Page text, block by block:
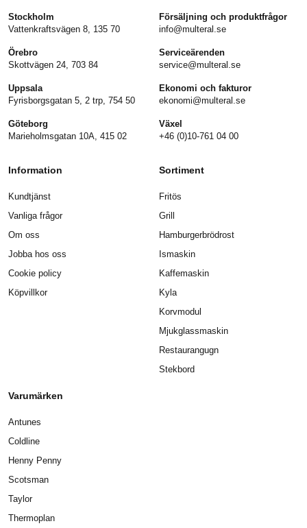
Stockholm
Vattenkraftsvägen 8, 135 70
Örebro
Skottvägen 24, 703 84
Uppsala
Fyrisborgsgatan 5, 2 trp, 754 50
Göteborg
Marieholmsgatan 10A, 415 02
Försäljning och produktfrågor
info@multeral.se
Serviceärenden
service@multeral.se
Ekonomi och fakturor
ekonomi@multeral.se
Växel
+46 (0)10-761 04 00
Information
Kundtjänst
Vanliga frågor
Om oss
Jobba hos oss
Cookie policy
Köpvillkor
Sortiment
Fritös
Grill
Hamburgerbrödrost
Ismaskin
Kaffemaskin
Kyla
Korvmodul
Mjukglassmaskin
Restaurangugn
Stekbord
Varumärken
Antunes
Coldline
Henny Penny
Scotsman
Taylor
Thermoplan